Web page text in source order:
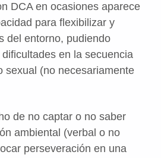
DCA en ocasiones aparece
para flexibilizar y
del entorno, pudiendo
en la secuencia
sexual (no necesariamente
de no captar o no saber
ambiental (verbal o no
perseveración en una